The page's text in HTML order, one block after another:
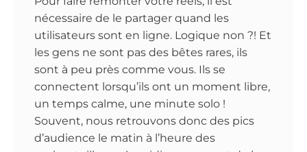
nécessaire de le partager quand les
utilisateurs sont en ligne. Logique non ?! Et
les gens ne sont pas des bêtes rares, ils
sont à peu près comme vous. Ils se
connectent lorsqu’ils ont un moment libre,
un temps calme, une minute solo !
Souvent, nous retrouvons donc des pics
d’audience le matin à l’heure des